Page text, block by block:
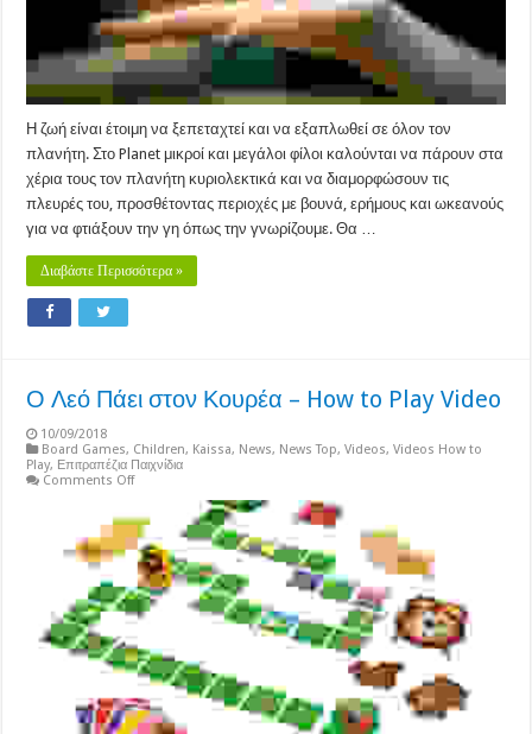
Η ζωή είναι έτοιμη να ξεπεταχτεί και να εξαπλωθεί σε όλον τον
πλανήτη. Στο Planet μικροί και μεγάλοι φίλοι καλούνται να πάρουν στα
χέρια τους τον πλανήτη κυριολεκτικά και να διαμορφώσουν τις
πλευρές του, προσθέτοντας περιοχές με βουνά, ερήμους και ωκεανούς
για να φτιάξουν την γη όπως την γνωρίζουμε. Θα …
Διαβάστε Περισσότερα »
Ο Λεό Πάει στον Κουρέα – How to Play Video
10/09/2018
Board Games, Children, Kaissa, News, News Top,Videos,Videos How to
Play, Επιτραπέζια Παιχνίδια
Comments Offon
Πάει
στον
Κουρέα
–
How
to
Play
Video